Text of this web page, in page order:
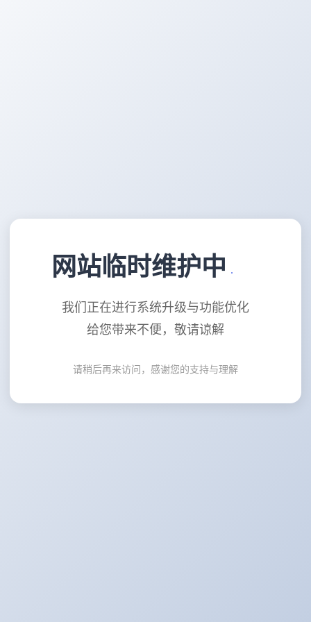
网站临时维护中
我们正在进行系统升级与功能优化
给您带来不便，敬请谅解
请稍后再来访问，感谢您的支持与理解